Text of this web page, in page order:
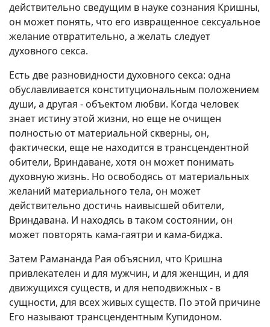
действительно сведущим в науке сознания Кришны,
он может понять, что его извращенное сексуальное
желание отвратительно, а желать следует
духовного секса.
Есть две разновидности духовного секса: одна
обуславливается конституциональным положением
души, а другая - объектом любви. Когда человек
знает истину этой жизни, но еще не очищен
полностью от материальной скверны, он,
фактически, еще не находится в трансцендентной
обители, Вриндаване, хотя он может понимать
духовную жизнь. Но освободясь от материальных
желаний материального тела, он может
действительно достичь наивысшей обители,
Вриндавана. И находясь в таком состоянии, он
может повторять кама-гаятри и кама-биджа.
Затем Рамананда Рая объяснил, что Кришна
привлекателен и для мужчин, и для женщин, и для
движущихся существ, и для неподвижных - в
сущности, для всех живых существ. По этой причине
Его называют трансцендентным Купидоном.